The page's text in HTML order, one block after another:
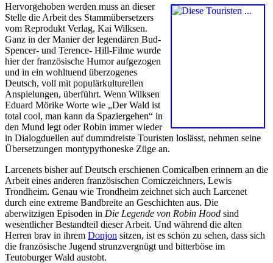
Hervorgehoben werden muss an dieser
Stelle die Arbeit des Stammübersetzers
vom Reprodukt Verlag, Kai Wilksen.
Ganz in der Manier der legendären Bud-
Spencer- und Terence- Hill-Filme wurde
hier der französische Humor aufgezogen
und in ein wohltuend überzogenes
Deutsch, voll mit populärkulturellen
Anspielungen, überführt. Wenn Wilksen
Eduard Mörike Worte wie „Der Wald ist
total cool, man kann da Spaziergehen“ in
den Mund legt oder Robin immer wieder
in Dialogduellen auf dummdreiste Touristen loslässt, nehmen seine
Übersetzungen montypythoneske Züge an.
Larcenets bisher auf Deutsch erschienen Comicalben erinnern an die
Arbeit eines anderen französischen Comiczeichners, Lewis
Trondheim. Genau wie Trondheim zeichnet sich auch Larcenet
durch eine extreme Bandbreite an Geschichten aus. Die
aberwitzigen Episoden in Die Legende von Robin Hood sind
wesentlicher Bestandteil dieser Arbeit. Und während die alten
Herren brav in ihrem Donjon sitzen, ist es schön zu sehen, dass sich
die französische Jugend strunzvergnügt und bitterböse im
Teutoburger Wald austobt.